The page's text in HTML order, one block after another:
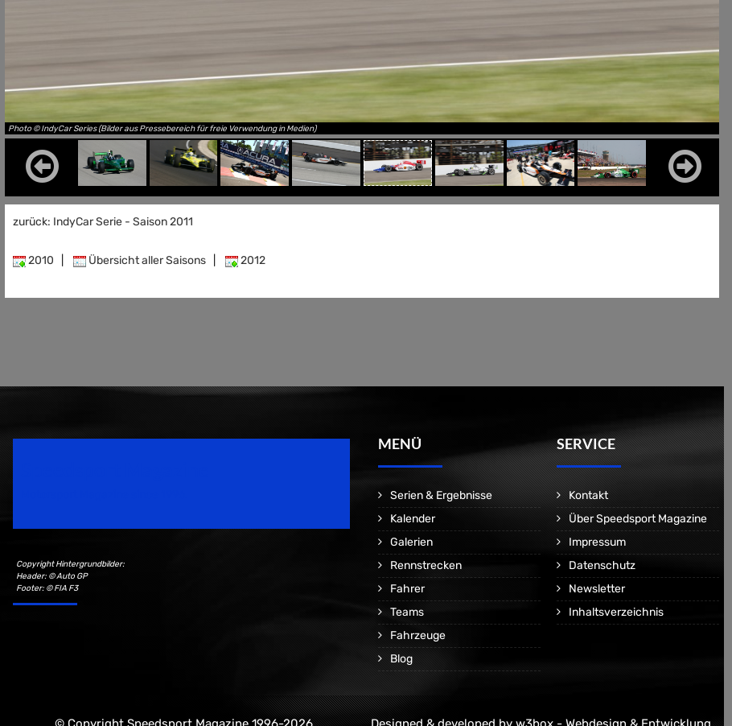
Photo © IndyCar Series (Bilder aus Pressebereich für freie Verwendung in Medien)
zurück: IndyCar Serie - Saison 2011
2010 Übersicht aller Saisons 2012
Copyright Hintergrundbilder:
Header: © Auto GP
Footer: © FIA F3
MENÜ
Serien & Ergebnisse
Kalender
Galerien
Rennstrecken
Fahrer
Teams
Fahrzeuge
Blog
SERVICE
Kontakt
Über Speedsport Magazine
Impressum
Datenschutz
Newsletter
Inhaltsverzeichnis